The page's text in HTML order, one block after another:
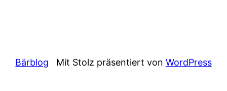
Bärblog Mit Stolz präsentiert von WordPress